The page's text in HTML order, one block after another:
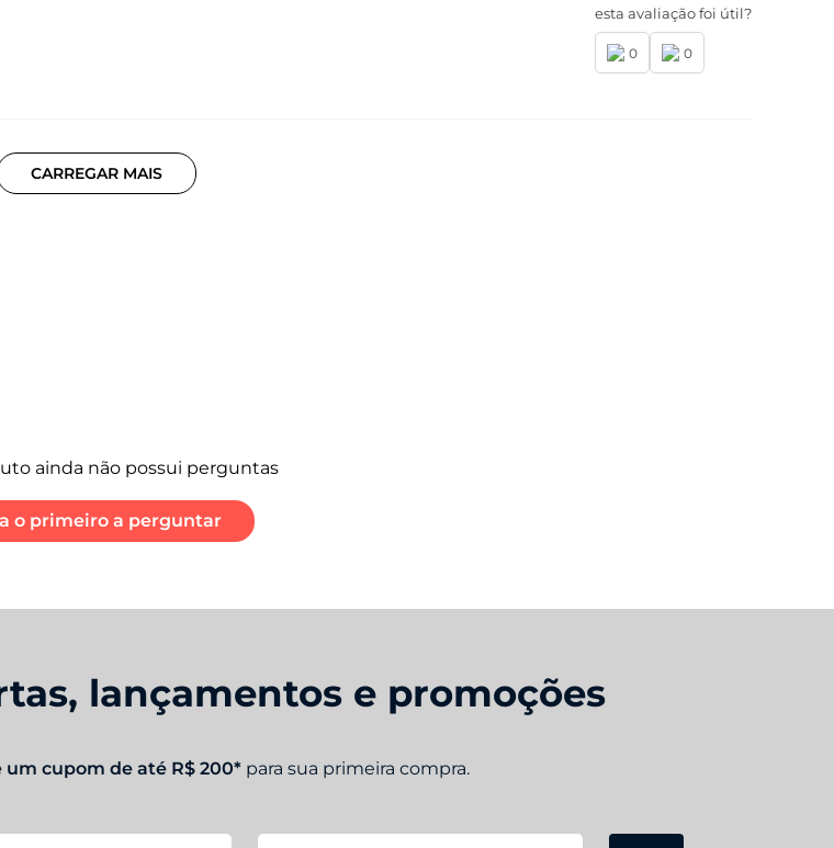
esta avaliação foi útil?
0 0
CARREGAR MAIS
ainda não possui perguntas
o primeiro a perguntar
lançamentos e promoções
um cupom de até R$ 200* para sua primeira compra.